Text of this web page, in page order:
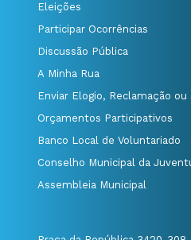
Eleições
Participar Ocorrências
Discussão Pública
A Minha Rua
Enviar Elogio, Reclamação ou
Orçamentos Participativos
Banco Local de Voluntariado
Conselho Municipal da
Assembleia Municipal